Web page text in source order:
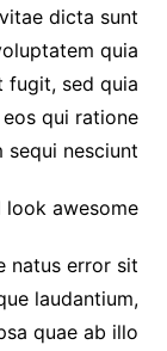
dicta sunt
quia
fugit, sed quia
qui ratione
nesciunt.
look awesome
natus error sit
laudantium,
quae ab illo